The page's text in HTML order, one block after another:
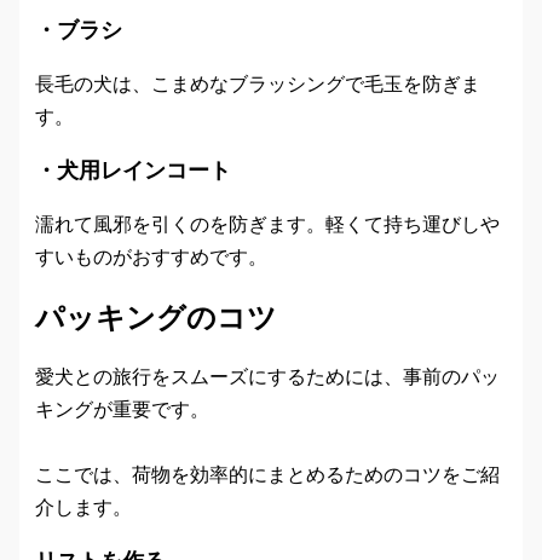
・ブラシ
長毛の犬は、こまめなブラッシングで毛玉を防ぎま
す。
・犬用レインコート
濡れて風邪を引くのを防ぎます。軽くて持ち運びしや
すいものがおすすめです。
パッキングのコツ
愛犬との旅行をスムーズにするためには、事前のパッ
キングが重要です。
ここでは、荷物を効率的にまとめるためのコツをご紹
介します。